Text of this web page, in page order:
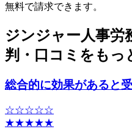
無料で請求できます。
ジンジャー人事労
判・口コミをもっ
総合的に効果があると
☆☆☆☆☆
★★★★★